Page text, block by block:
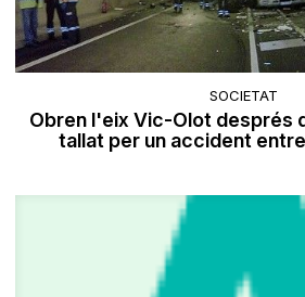
SOCIETAT
Obren l'eix Vic-Olot després
tallat per un accident